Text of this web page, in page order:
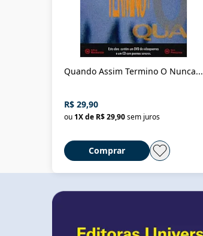
Quando Assim Termino O Nunca...
R$ 29,90
ou1X de R$ 29,90sem juros
Comprar